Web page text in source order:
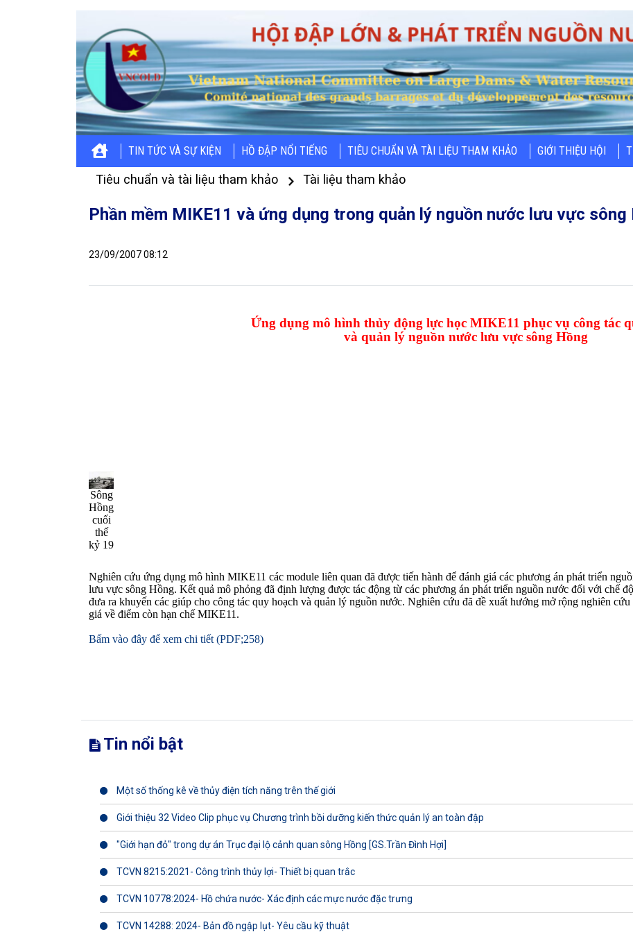
TIN TỨC VÀ SỰ KIỆN HỒ ĐẬP NỔI TIẾNG TIÊU CHUẨN VÀ TÀI LIỆU THAM KHẢO GIỚI THIỆU HỘI
Tiêu chuẩn và tài liệu tham khảo Tài liệu tham khảo
Phần mềm MIKE11 và ứng dụng trong quản lý nguồn nước lưu vực
23/09/2007 08:12
Ứng dụng mô hình thủy động lực học MIKE11 phục vụ công tác
và quản lý nguồn nước lưu vực sông Hồng
Sông
Hồng
cuối
thế
kỷ 19
Nghiên cứu ứng dụng mô hình MIKE11 các module liên quan đã được tiến hành để đánh giá các phương án phát triển
lưu vực sông Hồng. Kết quả mô phỏng đã định lượng được tác động từ các phương án phát triển nguồn nước đối với chế
đưa ra khuyến các giúp cho công tác quy hoạch và quản lý nguồn nước. Nghiên cứu đã đề xuất hướng mở rộng nghiên
giá về điểm còn hạn chế MIKE11.
Bấm vào đây để xem chi tiết (PDF;258)
Tin nổi bật
Một số thống kê về thủy điện tích năng trên thế giới
Giới thiệu 32 Video Clip phục vụ Chương trình bồi dưỡng kiến thức quản lý an toàn đập
"Giới hạn đỏ" trong dự án Trục đại lộ cảnh quan sông Hồng [GS.Trần Đình Hợi]
TCVN 8215:2021- Công trình thủy lợi- Thiết bị quan trắc
TCVN 10778:2024- Hồ chứa nước- Xác định các mực nước đặc trưng
TCVN 14288: 2024- Bản đồ ngập lụt- Yêu cầu kỹ thuật